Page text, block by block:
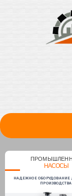
НАСОСЫ
НАДЕЖНОЕ ОБОРУДОВАНИЕ
ПРОИЗВОДСТВА